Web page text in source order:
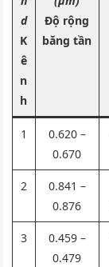
d
K
ê
n
h
Độ rộng
băng tần
1
0.620 –
0.670
2
0.841 –
0.876
3
0.459 –
0.479